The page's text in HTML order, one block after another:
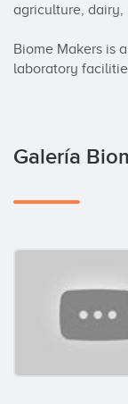
agriculture, dairy,
Biome Makers is
laboratory
Galería